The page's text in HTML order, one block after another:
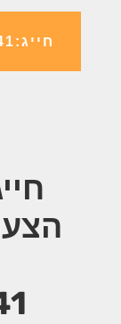
חייג:073-7594141